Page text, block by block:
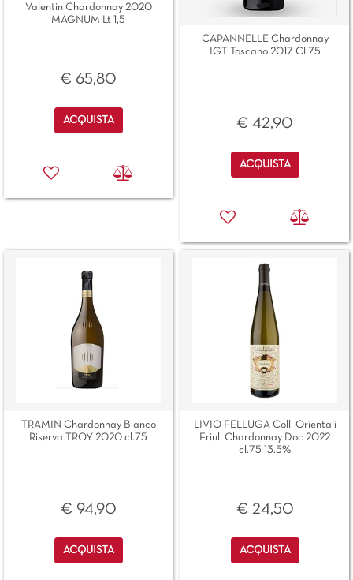
Valentin Chardonnay 2020
MAGNUM Lt 1,5
€ 65,80
Quantità
ACQUISTA
CAPANNELLE Chardonnay
IGT Toscano 2017 Cl.75
€ 42,90
Quantità
ACQUISTA
TRAMIN Chardonnay Bianco
Riserva TROY 2020 cl.75
€ 94,90
Quantità
ACQUISTA
LIVIO FELLUGA Colli Orientali
Friuli Chardonnay Doc 2022
cl.75 13.5%
€ 24,50
Quantità
ACQUISTA